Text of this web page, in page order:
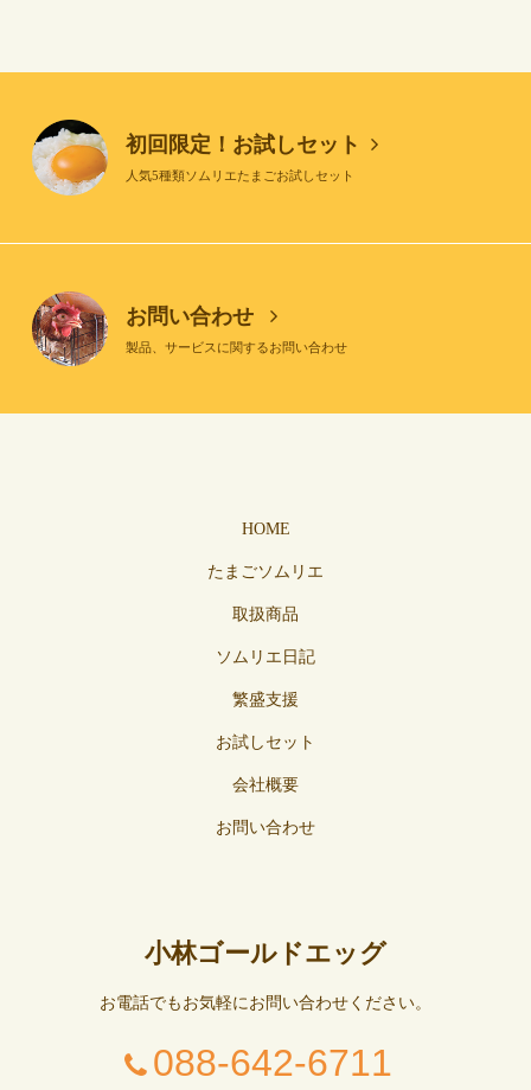
初回限定！お試しセット
人気5種類ソムリエたまごお試しセット
お問い合わせ
製品、サービスに関するお問い合わせ
HOME
たまごソムリエ
取扱商品
ソムリエ日記
繁盛支援
お試しセット
会社概要
お問い合わせ
小林ゴールドエッグ
お電話でもお気軽にお問い合わせください。
088-642-6711